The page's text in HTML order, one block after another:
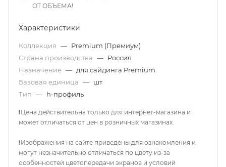
ОТ ОБЪЕМА!
Характеристики
Коллекция — Premium (Премиум)
Страна производства — Россия
Назначение — для сайдинга Premium
Базовая единица — шт
Тип — h-профиль
❗Цена действительна только для интернет-магазина и
может отличаться от цен в розничных магазинах.
❗Изображения на сайте приведены для ознакомления и
могут незначительно отличаться по цвету из-за
особенностей цветопередачи экранов и условий